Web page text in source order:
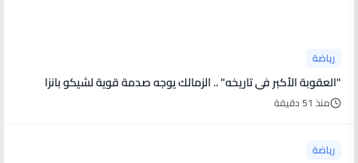
رياضة
"العقوبة الأكبر في تاريخه" .. الزمالك يوجه صدمة قوية لشيكو بانزا
منذ 51 دقيقة
رياضة